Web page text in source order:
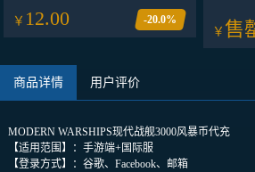
长小翼 最强王牌 国际服 港台服
￥ 12.00 -20.0%
Garena
￥ 售
商品详情 用户评价
MODERN WARSHIPS现代战舰3000风暴币代充
【适用范围】：手游端+国际服
【登录方式】：谷歌、Facebook、邮箱